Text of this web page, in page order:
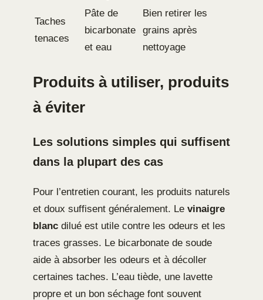
Taches
tenaces
Pâte de
bicarbonate
et eau
Bien retirer les
grains après
nettoyage
Produits à utiliser, produits
à éviter
Les solutions simples qui suffisent
dans la plupart des cas
Pour l’entretien courant, les produits naturels
et doux suffisent généralement. Le vinaigre
blanc dilué est utile contre les odeurs et les
traces grasses. Le bicarbonate de soude
aide à absorber les odeurs et à décoller
certaines taches. L’eau tiède, une lavette
propre et un bon séchage font souvent